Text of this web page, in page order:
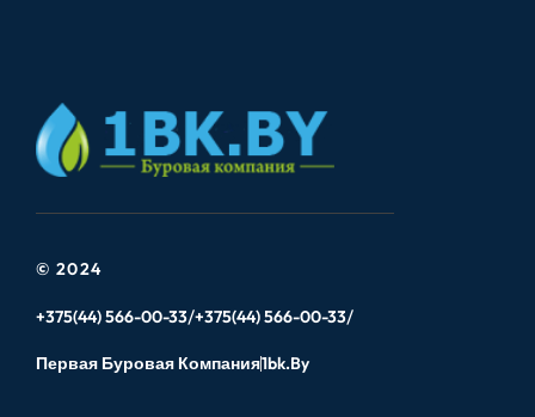
© 2024
+375(44) 566-00-33 +375(44) 566-00-33
Первая Буровая Компания1bk.by